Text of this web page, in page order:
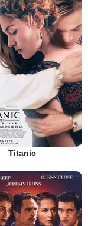
Titanic